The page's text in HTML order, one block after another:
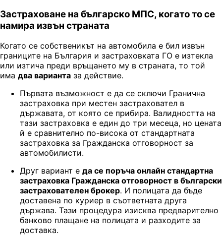
Застраховане на българско МПС, когато то се
намира извън страната
Когато се собственикът на автомобила е бил извън
границите на България и застраховката ГО е изтекла
или изтича преди връщането му в страната, то той
има два варианта за действие.
Първата възможност е да се сключи Гранична
застраховка при местен застраховател в
държавата, от която се прибира. Валидността на
тази застраховка е един до три месеца, но цената
й е сравнително по-висока от стандартната
застраховка за Гражданска отговорност за
автомобилисти.
Друг вариант е да се поръча онлайн стандартна
застраховка Гражданска отговорност в български
застрахователен брокер. И полицата да бъде
доставена по куриер в съответната друга
държава. Тази процедура изисква предварително
банково плащане на полицата и разходите за
доставка.